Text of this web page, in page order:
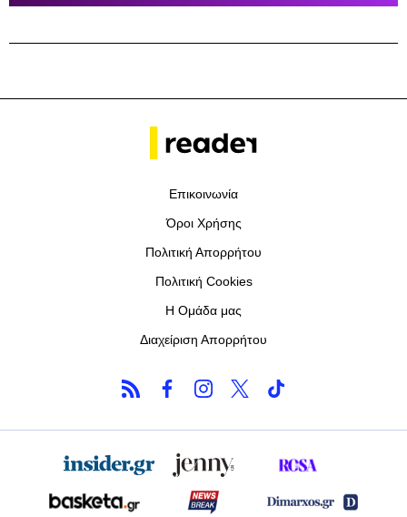
Επικοινωνία
Όροι Χρήσης
Πολιτική Απορρήτου
Πολιτική Cookies
Η Ομάδα μας
Διαχείριση Απορρήτου